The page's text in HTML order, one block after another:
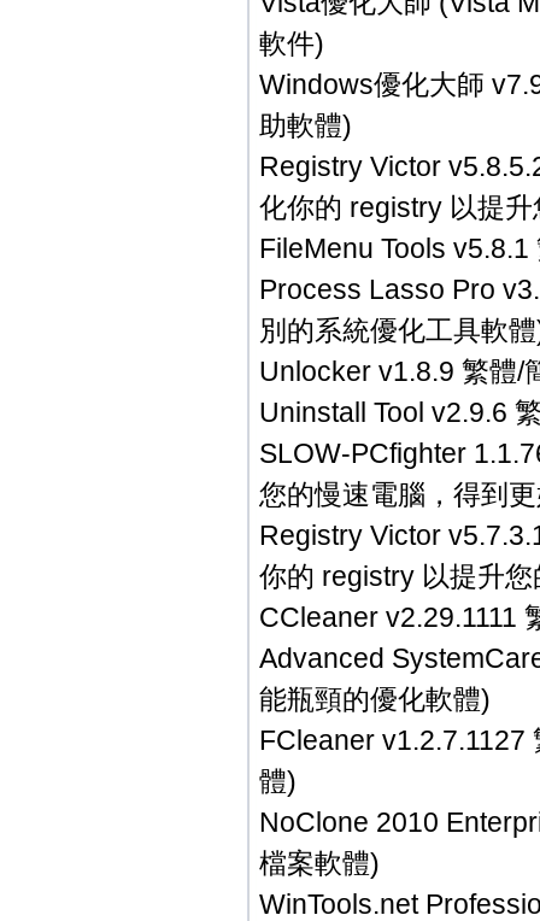
軟件)
Windows優化大師
助軟體)
Registry Victor
化你的 registry 以提
FileMenu Tools
Process Lasso Pro
別的系統優化工具軟
Unlocker v1.8.9 繁體/
Uninstall Tool v2.9.6
SLOW-PCfighter
您的慢速電腦，得到
Registry Victor
你的 registry 以提升
CCleaner v2.29.1111
Advanced
能瓶頸的優化軟體)
FCleaner v1.2.7.1127
體)
NoClone 2010
檔案軟體)
WinTools.net